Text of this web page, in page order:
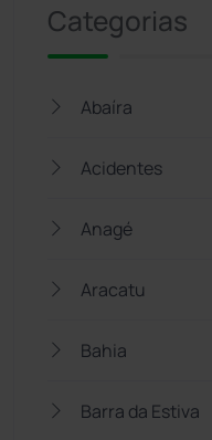
Categorias
Abaíra
Acidentes
Anagé
Aracatu
Bahia
Barra da Estiva